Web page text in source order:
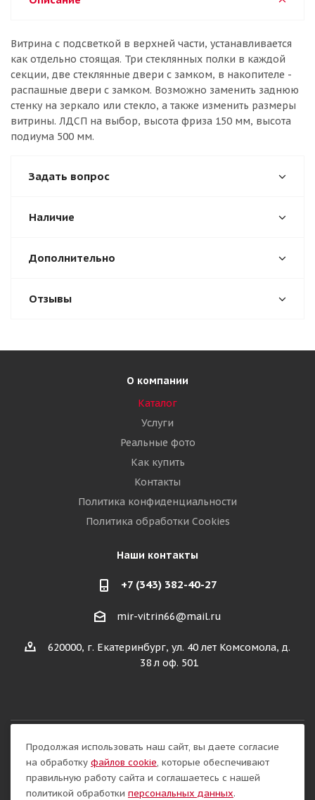
Витрина с подсветкой в верхней части, устанавливается
как отдельно стоящая. Три стеклянных полки в каждой
секции, две стеклянные двери с замком, в накопителе -
распашные двери с замком. Возможно заменить заднюю
стенку на зеркало или стекло, а также изменить размеры
витрины. ЛДСП на выбор, высота фриза 150 мм, высота
подиума 500 мм.
Задать вопрос
Наличие
Дополнительно
Отзывы
О компании
Каталог
Услуги
Реальные фото
Как купить
Контакты
Политика конфиденциальности
Политика обработки Cookies
Наши контакты
+7 (343) 382-40-27
mir-vitrin66@mail.ru
620000, г. Екатеринбург, ул. 40 лет Комсомола, д.
38 л оф. 501
Разработка сайта:
Продолжая использовать наш сайт, вы даете согласие
на обработку файлов cookie, которые обеспечивают
правильную работу сайта и соглашаетесь с нашей
политикой обработки персональных данных.